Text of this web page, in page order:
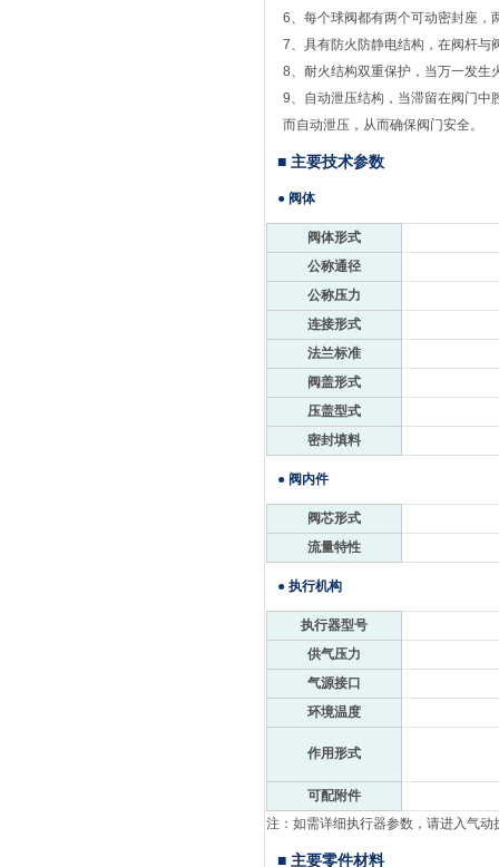
6、每个球阀都有两个可动密封座，
7、具有防火防静电结构，在阀杆与
8、耐火结构双重保护，当万一发生
9、自动泄压结构，当滞留在阀门中
而自动泄压，从而确保阀门安全。
■ 主要技术参数
● 阀体
阀体形式
公称通径
公称压力
连接形式
法兰标准
阀盖形式
压盖型式
密封填料
● 阀内件
阀芯形式
流量特性
● 执行机构
执行器型号
供气压力
气源接口
环境温度
作用形式
可配附件
注：如需详细执行器参数，请进入气动
■ 主要零件材料